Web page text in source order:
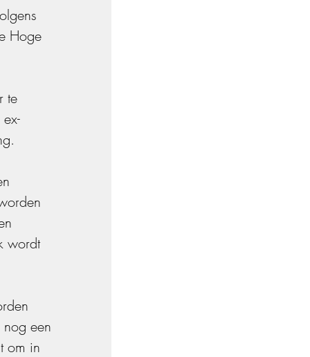
Hoge
te
wordt
een
om in